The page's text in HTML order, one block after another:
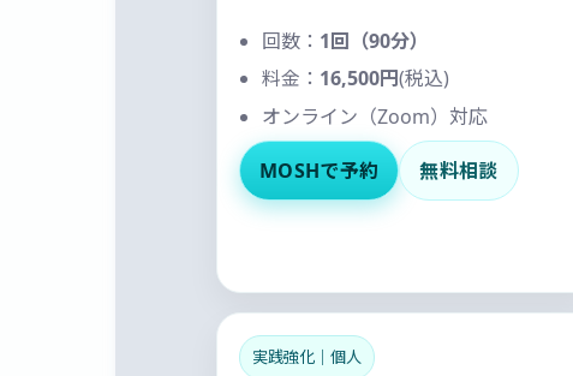
回数： 1回（90分）
料金： 16,500円(税込)
オンライン（Zoom）対応
MOSHで予約 無料相談
実践強化｜個人